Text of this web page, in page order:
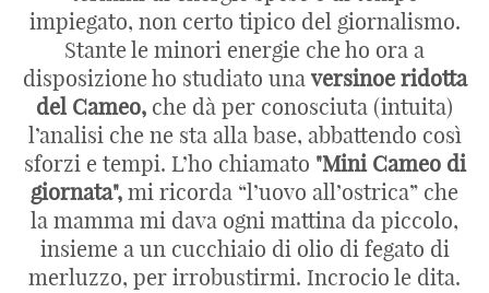
impiegato, non certo tipico del giornalismo.
Stante le minori energie che ho ora a
disposizione ho studiato una versinoe ridotta
del Cameo, che dà per conosciuta (intuita)
l’analisi che ne sta alla base, abbattendo così
sforzi e tempi. L’ho chiamato "Mini Cameo di
giornata", mi ricorda “l’uovo all’ostrica” che
la mamma mi dava ogni mattina da piccolo,
insieme a un cucchiaio di olio di fegato di
merluzzo, per irrobustirmi. Incrocio le dita.